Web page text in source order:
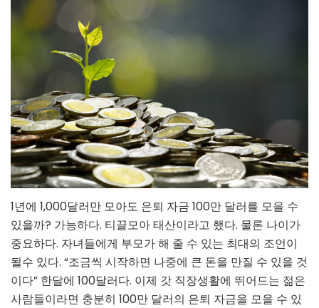
1년에 1,000달러만 모아도 은퇴 자금 100만 달러를 모을 수
있을까? 가능하다. 티끌모아 태산이라고 했다. 물론 나이가
중요하다. 자녀들에게 부모가 해 줄 수 있는 최대의 조언이
될수 있다. “조금씩 시작하면 나중에 큰 돈을 만질 수 있을 것
이다” 한달에 100달러다. 이제 갓 직장생활에 뛰어드는 젊은
사람들이라면 충분히 100만 달러의 은퇴 자금을 모을 수 있